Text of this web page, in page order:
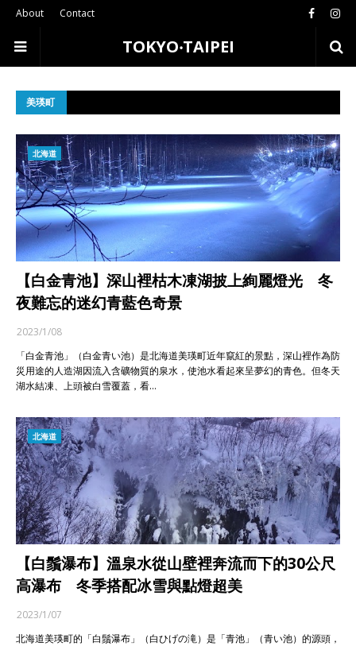
About Contact
TOKYO‧TAIPEI
美瑛町
北海道
【白金青池】深山裡枯木凍湖披上絢麗燈光 冬
夜難忘的迷幻青藍色奇景
2023/1/08
「白金青池」（白金青い池）是北海道美瑛町近年竄紅的景點，深山裡作為防
災用途的人造湖因流入含礦物質的泉水，使池水看起來呈夢幻的青色。但冬天
湖水結凍、上頭被白雪覆蓋，看…
北海道
【白鬚瀑布】溫泉水從山壁裡奔流而下的30公尺
高瀑布 冬季搭配冰雪與點燈超美
2023/1/07
北海道美瑛町的「白鬚瀑布」（白ひげの滝）是「青池」（青い池）的源頭，